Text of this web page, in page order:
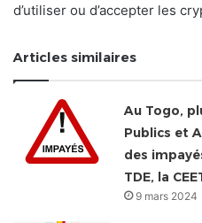
d’utiliser ou d’accepter les
Articles similaires
Au Togo,
Publics et
des
TDE, la
9 mars 2024